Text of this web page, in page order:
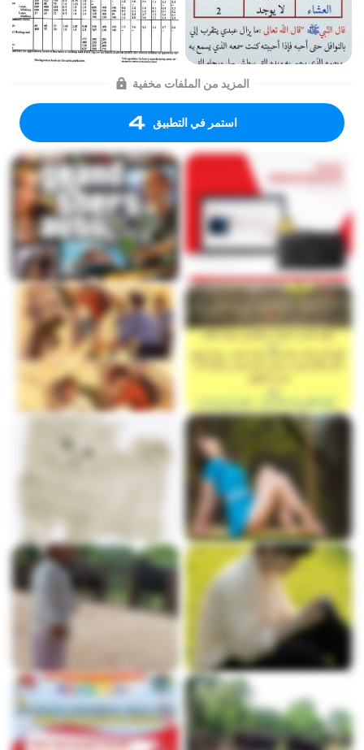
المزيد من الملفات مخفية
استمر في التطبيق